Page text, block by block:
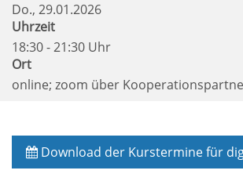
Do., 29.01.2026
Uhrzeit
18:30 - 21:30 Uhr
Ort
online; zoom über
Download der Kurstermine für